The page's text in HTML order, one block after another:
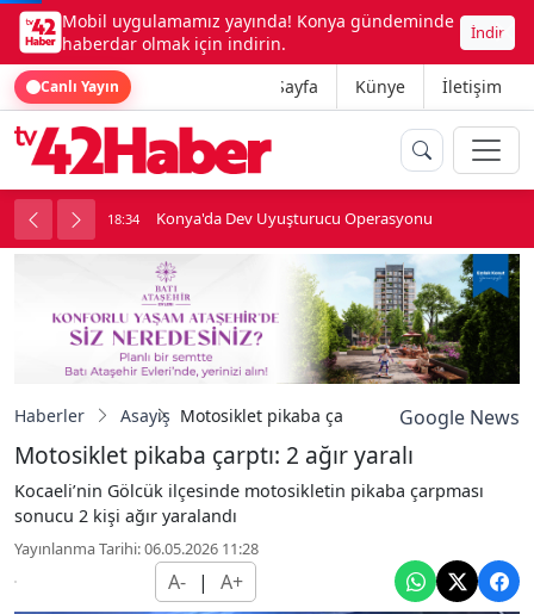
Mobil uygulamamız yayında! Konya gündeminde
haberdar olmak için indirin.
İndir
Canlı Yayın Ana Sayfa Künye İletişim
18:34 Konya'da Dev Uyuşturucu Operasyonu
Haberler Asayiş Motosiklet pikaba çarptı: 2 ağır yaralı
Google News
Motosiklet pikaba çarptı: 2 ağır yaralı
Kocaeli’nin Gölcük ilçesinde motosikletin pikaba çarpması
sonucu 2 kişi ağır yaralandı
Yayınlanma Tarihi: 06.05.2026 11:28
A- | A+